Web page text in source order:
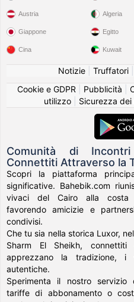
Austria
Giappone
Cina
Algeria
Egitto
Kuwait
Notizie| Truffatori|
Cookie e GDPR
Pubblicità
utilizzo| Sicurezza dei
Comunità di
Connettiti Attraverso la
Scopri la piattaforma
significative. Bahebik.com
vivaci del Cairo alla costa
favorendo amicizie e
condivisi.
Che tu sia nella storica Luxor,
Sharm El Sheikh,
apprezzano la tradizione,
autentiche.
Sperimenta il nostro servizio
tariffe di abbonamento o